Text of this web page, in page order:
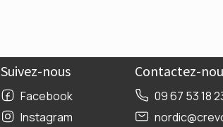
Suivez-nous
Facebook
Instagram
Contactez-
09 67 53 18